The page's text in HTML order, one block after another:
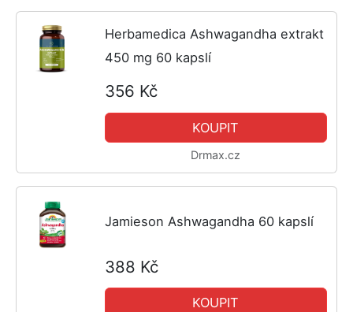
Herbamedica Ashwagandha extrakt
450 mg 60 kapslí
356 Kč
KOUPIT
Drmax.cz
Jamieson Ashwagandha 60 kapslí
388 Kč
KOUPIT